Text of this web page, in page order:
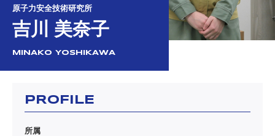
原子力安全技術研究所
吉川 美奈子
MINAKO YOSHIKAWA
PROFILE
所属